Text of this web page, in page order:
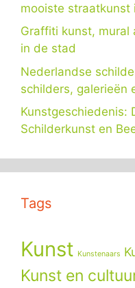
mooiste straatkunst
Graffiti kunst,
in de stad
Nederlandse
schilders, galerieën
Kunstgeschiedenis:
Schilderkunst en
Tags
Kunst Kunstenaars
Kunst en